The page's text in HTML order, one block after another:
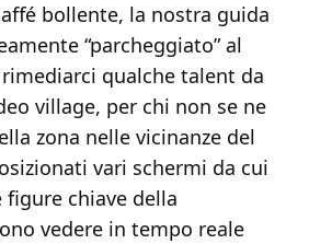
bollente, la nostra guida
“parcheggiato” al
qualche talent da
village, per chi non se ne
zona nelle vicinanze del
vari schermi da cui
chiave della
vedere in tempo reale